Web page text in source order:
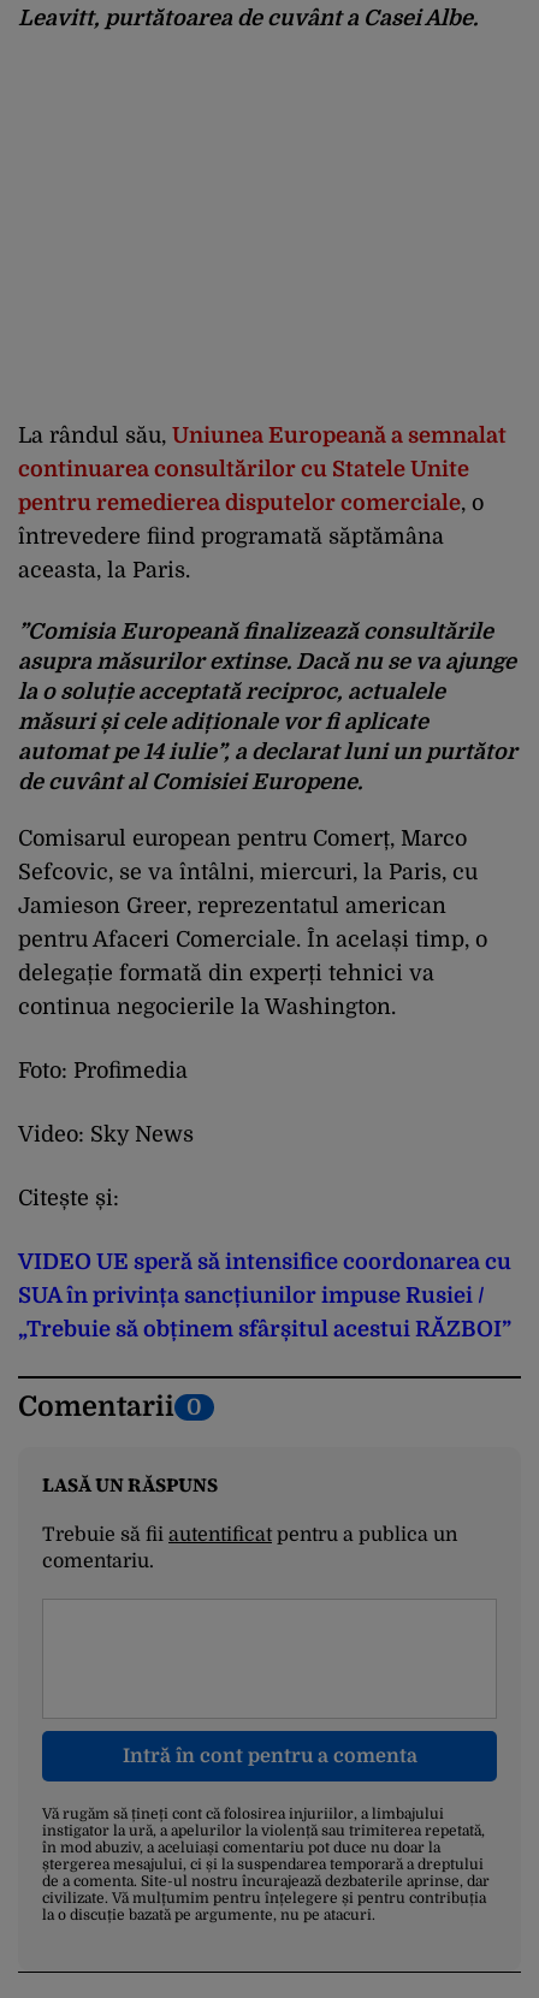
Leavitt, purtătoarea de cuvânt a Casei Albe.
La rândul său, Uniunea Europeană a semnalat
continuarea consultărilor cu Statele Unite
pentru remedierea disputelor comerciale, o
întrevedere fiind programată săptămâna
aceasta, la Paris.
”Comisia Europeană finalizează consultările
asupra măsurilor extinse. Dacă nu se va ajunge
la o soluție acceptată reciproc, actualele
măsuri și cele adiționale vor fi aplicate
automat pe 14 iulie”, a declarat luni un purtător
de cuvânt al Comisiei Europene.
Comisarul european pentru Comerț, Marco
Sefcovic, se va întâlni, miercuri, la Paris, cu
Jamieson Greer, reprezentatul american
pentru Afaceri Comerciale. În același timp, o
delegație formată din experți tehnici va
continua negocierile la Washington.
Foto: Profimedia
Video: Sky News
Citește și:
VIDEO UE speră să intensifice coordonarea cu
SUA în privința sancțiunilor impuse Rusiei /
„Trebuie să obținem sfârșitul acestui RĂZBOI”
Comentarii 0
LASĂ UN RĂSPUNS
Trebuie să fii autentificatpentru a publica un
comentariu.
Intră în cont pentru a comenta
Vă rugăm să țineți cont că folosirea injuriilor, a limbajului
instigator la ură, a apelurilor la violență sau trimiterea repetată,
în mod abuziv, a aceluiași comentariu pot duce nu doar la
ștergerea mesajului, ci și la suspendarea temporară a dreptului
de a comenta. Site-ul nostru încurajează dezbaterile aprinse, dar
civilizate. Vă mulțumim pentru înțelegere și pentru contribuția
la o discuție bazată pe argumente, nu pe atacuri.